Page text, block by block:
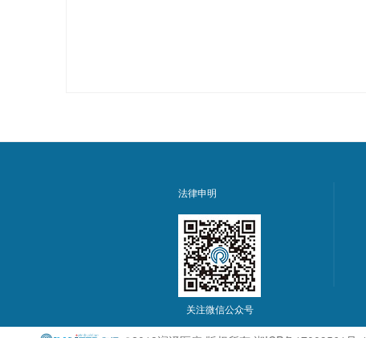
法律申明
关注微信公众号